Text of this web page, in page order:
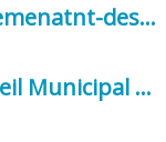
Arrete-communal-reglemenatnt-des-bruits-de-voisinage-et-des-activites-bruyantes
Compte rendu du Conseil Municipal du 06 mai 2026